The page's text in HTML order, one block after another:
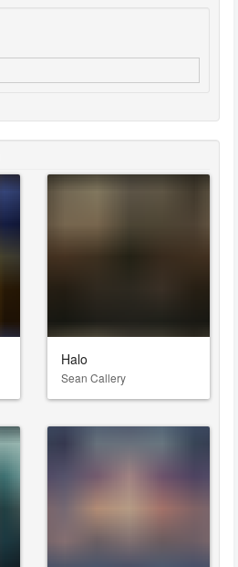
Halo
Sean Callery